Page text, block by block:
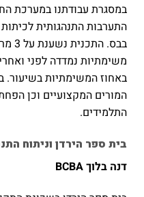
במסגרת עבודתנו במערכת
התערבות התנהגותית
משימתיות נמדדה לפני
באחוז המשימתיות בשיעור.
המורים המקצועיים וכן
התלמידים.
בית ספר הירדן וניתוח
דנה בלוךBCBA